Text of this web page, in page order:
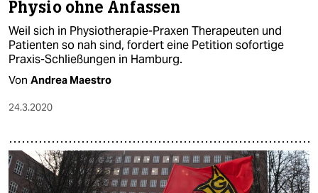
Physio ohne Anfassen
Weil sich in Physiotherapie-Praxen Therapeuten und
Patienten so nah sind, fordert eine Petition sofortige
Praxis-Schließungen in Hamburg.
Von Andrea Maestro
24.3.2020